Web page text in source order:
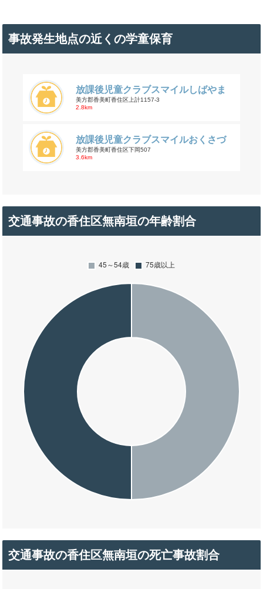
事故発生地点の近くの学童保育
放課後児童クラブスマイルしばやま
美方郡香美町香住区上計1157-3
2.8km
放課後児童クラブスマイルおくさづ
美方郡香美町香住区下岡507
3.6km
交通事故の香住区無南垣の年齢割合
交通事故の香住区無南垣の死亡事故割合